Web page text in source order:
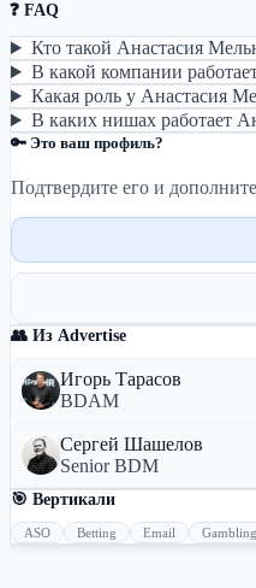
❓ FAQ
Кто такой Анастасия
В какой компании
Какая роль у Анастасия
В каких нишах работает
🔑 Это ваш профиль?
Подтвердите его и
👥 Из Advertise
Игорь Тарасов
BDAM
Сергей Шашелов
Senior BDM
🎯 Вертикали
ASO Betting Email Gambling